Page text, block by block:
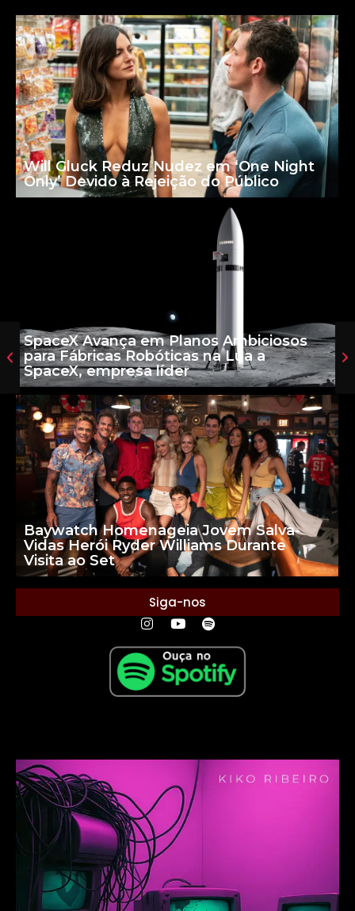
Will Gluck Reduz Nudez em ‘One Night
Only’ Devido à Rejeição do Público
SpaceX Avança em Planos Ambiciosos
para Fábricas Robóticas na Lua a
SpaceX, empresa líder
Baywatch Homenageia Jovem Salva-
Vidas Herói Ryder Williams Durante
Visita ao Set
Siga-nos